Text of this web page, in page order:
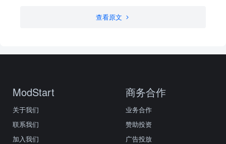
查看原文
ModStart
关于我们
联系我们
加入我们
商务合作
业务合作
赞助投资
广告投放